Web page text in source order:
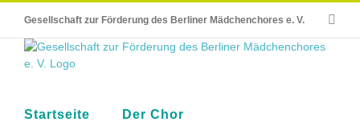
content
Gesellschaft zur Förderung des Berliner Mädchenchores e. V.
Startseite Der Chor